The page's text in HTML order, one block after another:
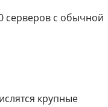
серверов с обычной
крупные